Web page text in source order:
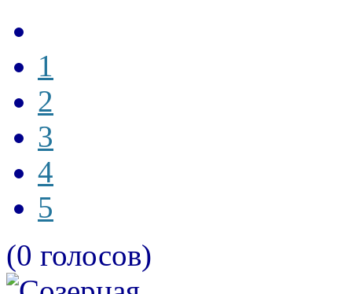
1
2
3
4
5
(0 голосов)